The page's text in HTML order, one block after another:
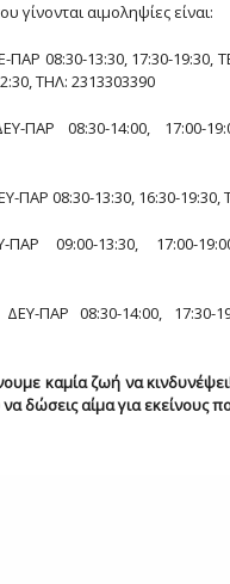
γίνονται αιμοληψίες είναι:
ΠΑΡ 08:30-13:30, 17:30-19:30,
ΤΗΛ: 2313303390
ΠΑΡ 08:30-14:00, 17:00-
ΠΑΡ 08:30-13:30, 16:30-19:30,
ΠΑΡ 09:00-13:30, 17:00-
ΔΕΥ-ΠΑΡ 08:30-14:00, 17:30-
καμία ζωή να
δώσεις αίμα για εκείνους